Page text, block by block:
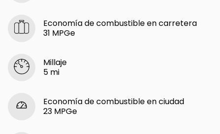
Economía de combustible en carretera
31 MPGe
Millaje
5 mi
Economía de combustible en ciudad
23 MPGe